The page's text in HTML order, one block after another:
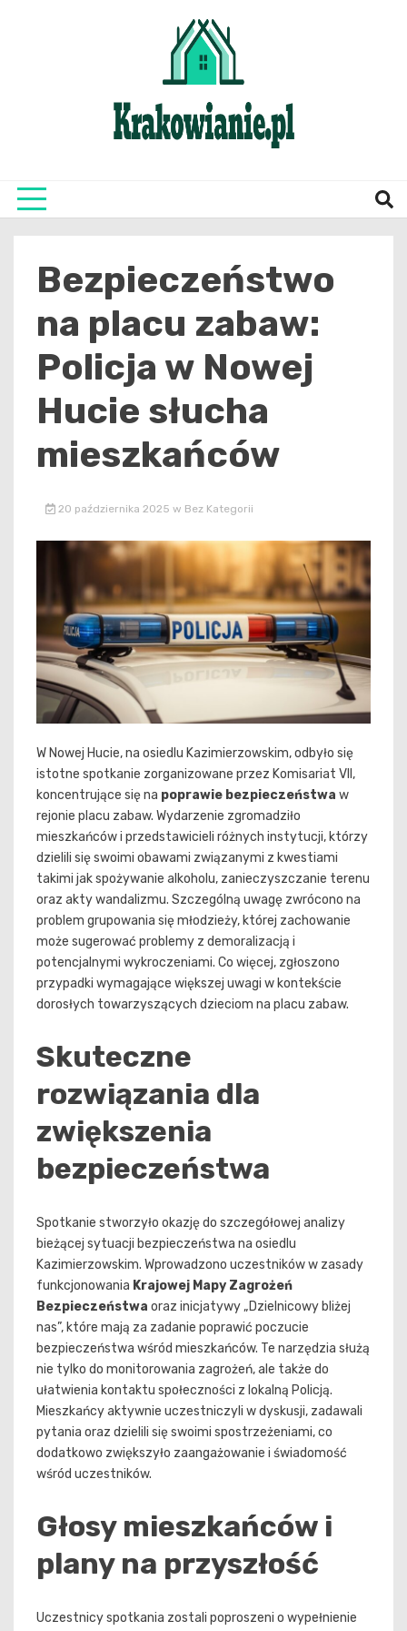
Bezpieczeństwo
na placu zabaw:
Policja w Nowej
Hucie słucha
mieszkańców
20 października 2025 w Bez Kategorii
W Nowej Hucie, na osiedlu Kazimierzowskim, odbyło się
istotne spotkanie zorganizowane przez Komisariat VII,
koncentrujące się na poprawie bezpieczeństwa w
rejonie placu zabaw. Wydarzenie zgromadziło
mieszkańców i przedstawicieli różnych instytucji, którzy
dzielili się swoimi obawami związanymi z kwestiami
takimi jak spożywanie alkoholu, zanieczyszczanie terenu
oraz akty wandalizmu. Szczególną uwagę zwrócono na
problem grupowania się młodzieży, której zachowanie
może sugerować problemy z demoralizacją i
potencjalnymi wykroczeniami. Co więcej, zgłoszono
przypadki wymagające większej uwagi w kontekście
dorosłych towarzyszących dzieciom na placu zabaw.
Skuteczne
rozwiązania dla
zwiększenia
bezpieczeństwa
Spotkanie stworzyło okazję do szczegółowej analizy
bieżącej sytuacji bezpieczeństwa na osiedlu
Kazimierzowskim. Wprowadzono uczestników w zasady
funkcjonowania Krajowej Mapy Zagrożeń
Bezpieczeństwa oraz inicjatywy „Dzielnicowy bliżej
nas”, które mają za zadanie poprawić poczucie
bezpieczeństwa wśród mieszkańców. Te narzędzia służą
nie tylko do monitorowania zagrożeń, ale także do
ułatwienia kontaktu społeczności z lokalną Policją.
Mieszkańcy aktywnie uczestniczyli w dyskusji, zadawali
pytania oraz dzielili się swoimi spostrzeżeniami, co
dodatkowo zwiększyło zaangażowanie i świadomość
wśród uczestników.
Głosy mieszkańców i
plany na przyszłość
Uczestnicy spotkania zostali poproszeni o wypełnienie